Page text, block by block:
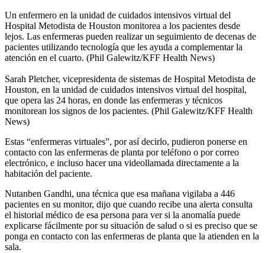
Un enfermero en la unidad de cuidados intensivos virtual del
Hospital Metodista de Houston monitorea a los pacientes desde
lejos. Las enfermeras pueden realizar un seguimiento de decenas de
pacientes utilizando tecnología que les ayuda a complementar la
atención en el cuarto. (Phil Galewitz/KFF Health News)
Sarah Pletcher, vicepresidenta de sistemas de Hospital Metodista de
Houston, en la unidad de cuidados intensivos virtual del hospital,
que opera las 24 horas, en donde las enfermeras y técnicos
monitorean los signos de los pacientes. (Phil Galewitz/KFF Health
News)
Estas “enfermeras virtuales”, por así decirlo, pudieron ponerse en
contacto con las enfermeras de planta por teléfono o por correo
electrónico, e incluso hacer una videollamada directamente a la
habitación del paciente.
Nutanben Gandhi, una técnica que esa mañana vigilaba a 446
pacientes en su monitor, dijo que cuando recibe una alerta consulta
el historial médico de esa persona para ver si la anomalía puede
explicarse fácilmente por su situación de salud o si es preciso que se
ponga en contacto con las enfermeras de planta que la atienden en la
sala.